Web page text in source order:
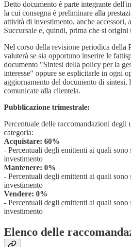
Detto documento è parte integrante
la cui consegna è preliminare alla
attività di investimento, anche accessori,
Succursale e, quindi, prima che si origini
Nel corso della revisione periodica della
valuterà se sia opportuno inserire le
documento "Sintesi della policy per la
interesse" oppure se esplicitarle in ogni
aggiornamento del documento di sintesi,
comunicate alla clientela.
Pubblicazione trimestrale:
Percentuale delle raccomandazioni degli
categoria:
Acquistare: 60%
- Percentuali degli emittenti ai quali
investimento
Mantenere: 0%
- Percentuali degli emittenti ai quali
investimento
Vendere: 0%
- Percentuali degli emittenti ai quali
investimento
Elenco delle